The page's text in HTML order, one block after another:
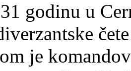
godinu u
je